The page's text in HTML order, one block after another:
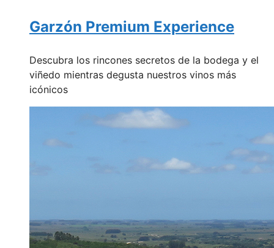
Garzón Premium Experience
Descubra los rincones secretos de la bodega y el
viñedo mientras degusta nuestros vinos más
icónicos